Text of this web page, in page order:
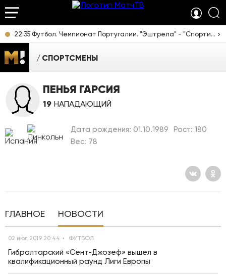
22:35 Футбол. Чемпионат Португалии. "Эштрела" - "Спортинг". Прямая трансляция
СПОРТСМЕНЫ
ПЕНЬЯ ГАРСИЯ
19 НАПАДАЮЩИЙ
Дата рождения: 01.10.1989
Рост: 180
Вес: 78
ГЛАВНОЕ НОВОСТИ
02 июл 2019 20:44 ФУТБОЛ
Гибралтарский «Сент-Джозеф» вышел в
квалификационный раунд Лиги Европы